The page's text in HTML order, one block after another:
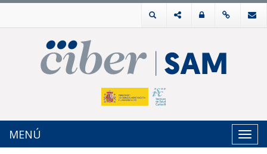
MENÚ